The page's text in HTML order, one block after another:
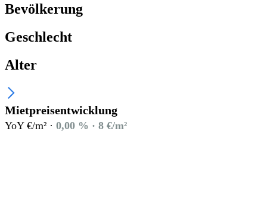
Bevölkerung
Geschlecht
Alter
Mietpreisentwicklung
YoY €/m² · 0,00 % · 8 €/m²